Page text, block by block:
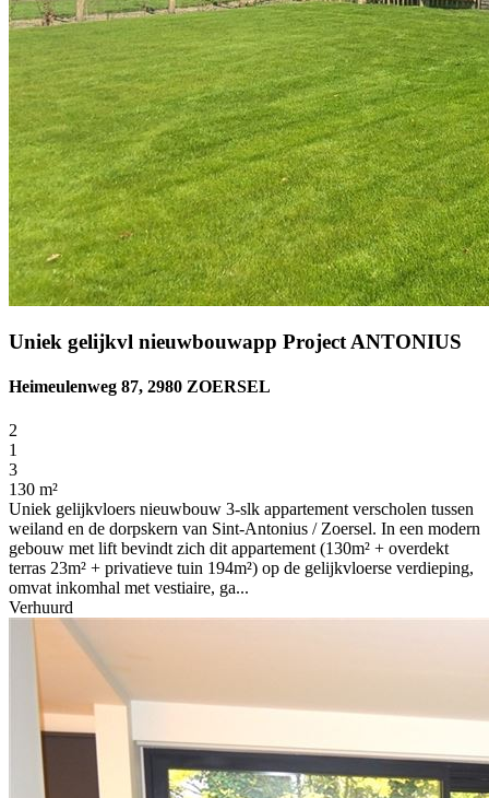
Uniek gelijkvl nieuwbouwapp Project ANTONIUS
Heimeulenweg 87, 2980 ZOERSEL
2
1
3
130 m²
Uniek gelijkvloers nieuwbouw 3-slk appartement verscholen tussen
weiland en de dorpskern van Sint-Antonius / Zoersel. In een modern
gebouw met lift bevindt zich dit appartement (130m² + overdekt
terras 23m² + privatieve tuin 194m²) op de gelijkvloerse verdieping,
omvat inkomhal met vestiaire, ga...
Verhuurd